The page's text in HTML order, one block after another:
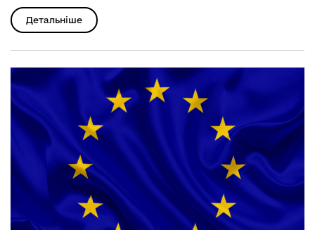
Детальніше